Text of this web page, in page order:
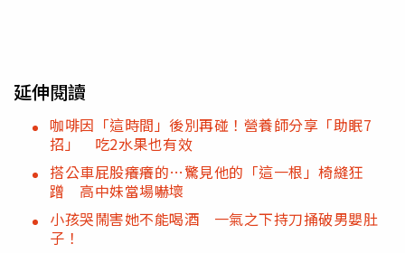
延伸閱讀
咖啡因「這時間」後別再碰！營養師分享「助眠7
招」 吃2水果也有效
搭公車屁股癢癢的…驚見他的「這一根」椅縫狂
蹭 高中妹當場嚇壞
小孩哭鬧害她不能喝酒 一氣之下持刀捅破男嬰肚
子！